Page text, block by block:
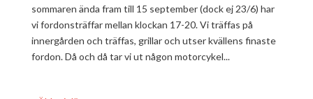
sommaren ända fram till 15 september (dock ej 23/6) har
vi fordonsträffar mellan klockan 17-20. Vi träffas på
innergården och träffas, grillar och utser kvällens finaste
fordon. Då och då tar vi ut någon motorcykel...